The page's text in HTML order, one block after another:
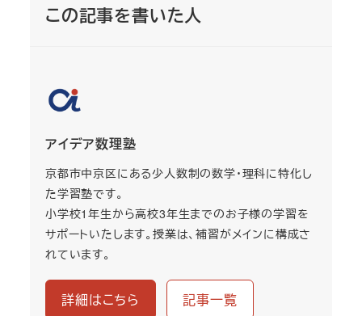
この記事を書いた人
アイデア数理塾
京都市中京区にある少人数制の数学・理科に特化し
た学習塾です。
小学校1年生から高校3年生までのお子様の学習を
サポートいたします。授業は、補習がメインに構成さ
れています。
詳細はこちら 記事一覧